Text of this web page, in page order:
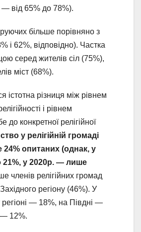
— від 65% до 78%).
більше порівняно з
і 62%, відповідно). Частка
серед жителів сіл (75%),
міст (68%).
істотна різниця між рівнем
і рівнем
до конкретної релігійної
у релігійній громаді
опитаних (однак, у
21%, у 2020р. — лише
членів релігійних громад
регіону (46%). У
— 18%, на Півдні —
— 12%.